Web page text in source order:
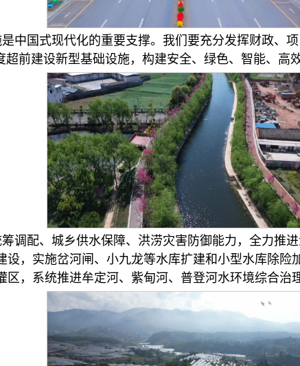
中国式现代化的重要支撑。我们要充分发挥财政、
前建设新型基础设施，构建安全、绿色、智能、高
调配、城乡供水保障、洪涝灾害防御能力，全力推
设，实施岔河闸、小九龙等水库扩建和小型水库除险
，系统推进牟定河、紫甸河、普登河水环境综合治理